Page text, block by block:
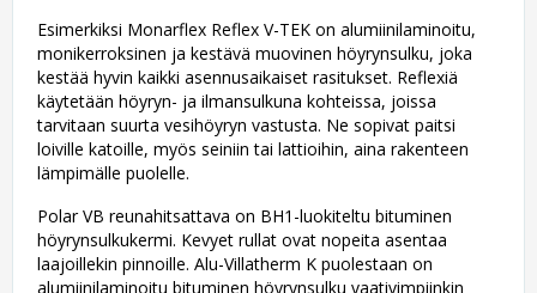
Esimerkiksi Monarflex Reflex V-TEK on alumiinilaminoitu,
monikerroksinen ja kestävä muovinen höyrynsulku, joka
kestää hyvin kaikki asennusaikaiset rasitukset. Reflexiä
käytetään höyryn- ja ilmansulkuna kohteissa, joissa
tarvitaan suurta vesihöyryn vastusta. Ne sopivat paitsi
loiville katoille, myös seiniin tai lattioihin, aina rakenteen
lämpimälle puolelle.
Polar VB reunahitsattava on BH1-luokiteltu bituminen
höyrynsulkukermi. Kevyet rullat ovat nopeita asentaa
laajoillekin pinnoille. Alu-Villatherm K puolestaan on
alumiinilaminoitu bituminen höyrynsulku vaativimpiinkin